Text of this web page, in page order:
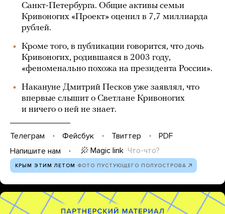
Санкт-Петербурга. Общие активы семьи
Кривоногих «Проект» оценил в 7,7 миллиарда
рублей.
Кроме того, в публикации говорится, что дочь
Кривоногих, родившаяся в 2003 году,
«феноменально похожа на президента России».
Накануне Дмитрий Песков уже заявлял, что
впервые слышит о Светлане Кривоногих
и ничего о ней не знает.
Телеграм Фейсбук Твиттер
PDF
Напишите нам
Magic link Что-что?
КРЫМ ЭТИМ ЛЕТОМ ФОТО ПУСТУЮЩЕГО ПОЛУОСТРОВА